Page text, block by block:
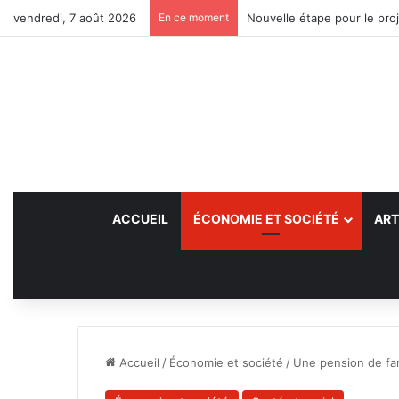
vendredi, 7 août 2026 En ce moment Nouvelle étape pour le
ACCUEIL ÉCONOMIE ET SOCIÉTÉ
Accueil / Économie et société / Une pension de